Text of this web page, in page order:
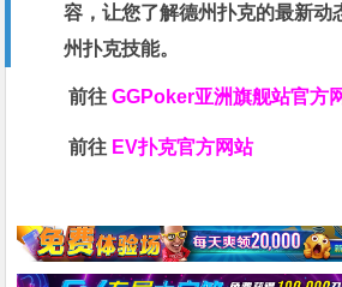
容，让您了解德州扑克的最新动
州扑克技能。
前往GGPoker亚洲旗舰站官方
前往 EV扑克官方网站